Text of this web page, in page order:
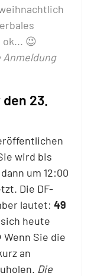
ok... 😉
23.
wird bis
um 12:00
Die DF-
lautet: 49
heute
Sie die
an
Die